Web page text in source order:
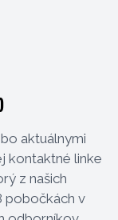
aktuálnymi
kontaktné linke
z našich
pobočkách v